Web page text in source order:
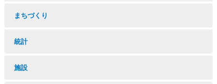
まちづくり
統計
施設